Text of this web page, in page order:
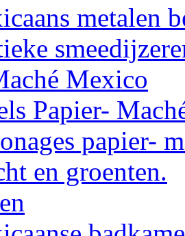
metalen
Mexico
Papier-
papier-
en groenten.